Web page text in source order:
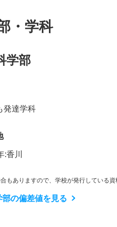
・学科
学部
発達学科
:香川
もありますので、学校が発行している資
部の偏差値を見る